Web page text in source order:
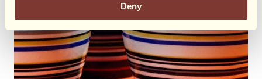
Deny